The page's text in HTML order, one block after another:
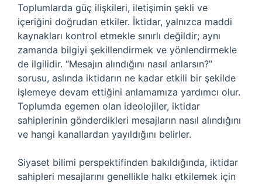
Toplumlarda güç ilişkileri, iletişimin şekli ve
içeriğini doğrudan etkiler. İktidar, yalnızca maddi
kaynakları kontrol etmekle sınırlı değildir; aynı
zamanda bilgiyi şekillendirmek ve yönlendirmekle
de ilgilidir. “Mesajın alındığını nasıl anlarsın?”
sorusu, aslında iktidarın ne kadar etkili bir şekilde
işlemeye devam ettiğini anlamamıza yardımcı olur.
Toplumda egemen olan ideolojiler, iktidar
sahiplerinin gönderdikleri mesajların nasıl alındığını
ve hangi kanallardan yayıldığını belirler.
Siyaset bilimi perspektifinden bakıldığında, iktidar
sahipleri mesajlarını genellikle halkı etkilemek için